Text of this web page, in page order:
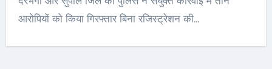
आरोपियों को किया गिरफ्तार बिना रजिस्ट्रेशन की…